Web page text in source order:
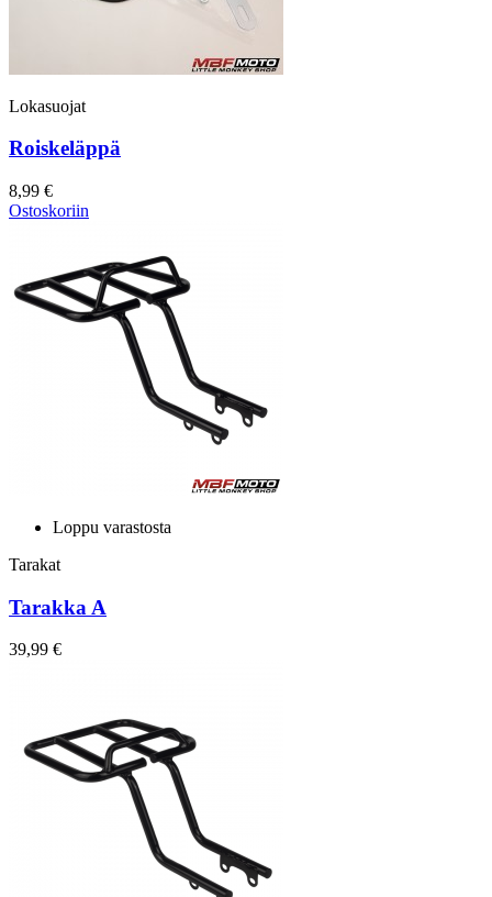
Lokasuojat
Roiskeläppä
8,99 €
Ostoskoriin
Loppu varastosta
Tarakat
Tarakka A
39,99 €